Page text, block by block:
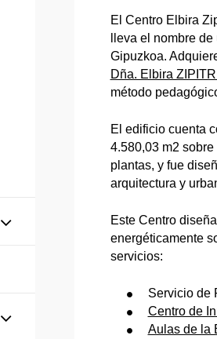
Mostrar/ocultar subpáginas
Mostrar/ocultar subpáginas
El Centro Elbira
lleva el nombre
Gipuzkoa.
Dña. Elbira
método
El edificio cuenta
4.580,03 m2
plantas, y fue
arquitectura y
Este Centro
energéticamente
servicios:
Servicio de
Centro de
Aulas de la